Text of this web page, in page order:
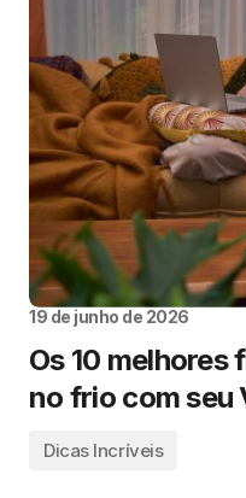
19 de junho de 2026
Os 10 melhores
no frio com seu
Dicas Incríveis